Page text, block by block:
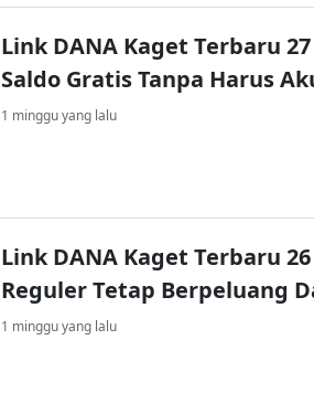
Link DANA Kaget Terbaru
Saldo Gratis Tanpa Harus
1 minggu yang lalu
Link DANA Kaget Terbaru
Reguler Tetap Berpeluang
1 minggu yang lalu